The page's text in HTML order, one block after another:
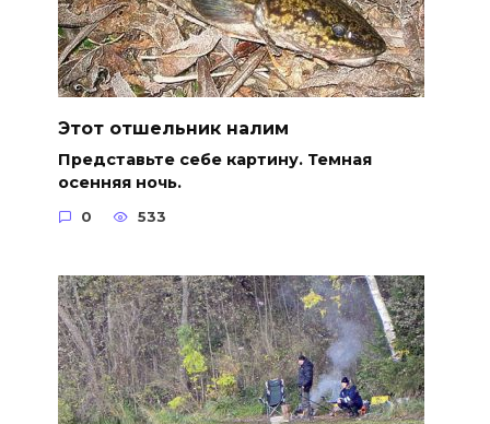
Этот отшельник налим
Представьте себе картину. Темная
осенняя ночь.
0 533